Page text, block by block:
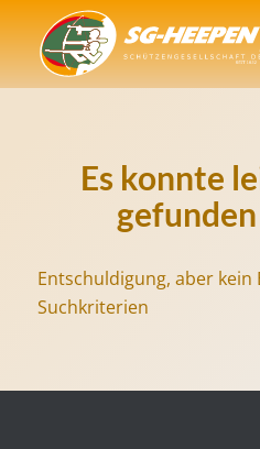
Es konnte
Entschuldigung, aber
Suchkriterien